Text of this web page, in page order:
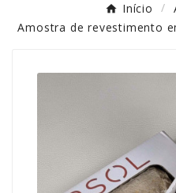
Início
Amostra de revestimento